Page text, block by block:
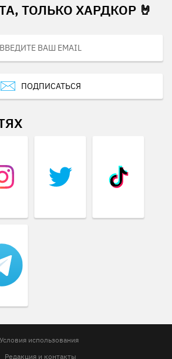
ТОЛЬКО ХАРДКОР 🤘
ПОДПИСАТЬСЯ
Условия использования
Редакция и контакты